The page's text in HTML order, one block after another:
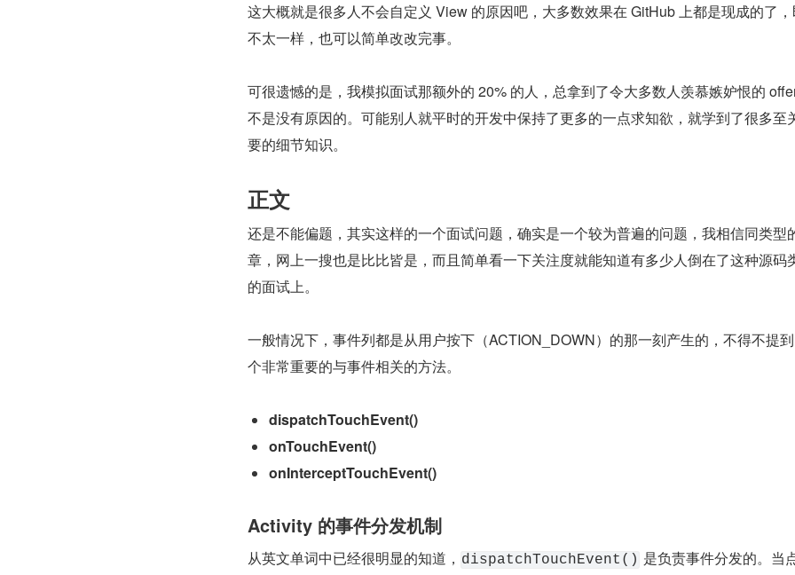
这大概就是很多人不会自定义 View 的原因吧，大多数效果在 GitHub 上都是现成的了
不太一样，也可以简单改改完事。
可很遗憾的是，我模拟面试那额外的 20% 的人，总拿到了令大多数人羡慕嫉妒恨的
不是没有原因的。可能别人就平时的开发中保持了更多的一点求知欲，就学到了很多至
要的细节知识。
正文
还是不能偏题，其实这样的一个面试问题，确实是一个较为普遍的问题，我相信同类型
章，网上一搜也是比比皆是，而且简单看一下关注度就能知道有多少人倒在了这种源码
的面试上。
一般情况下，事件列都是从用户按下（ACTION_DOWN）的那一刻产生的，不得不提
个非常重要的与事件相关的方法。
dispatchTouchEvent()
onTouchEvent()
onInterceptTouchEvent()
Activity 的事件分发机制
从英文单词中已经很明显的知道， dispatchTouchEvent() 是负责事件分发的。当